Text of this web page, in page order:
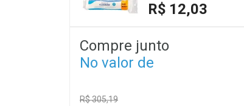
R$ 12,03
Compre junto
No valor de
R$ 305,19